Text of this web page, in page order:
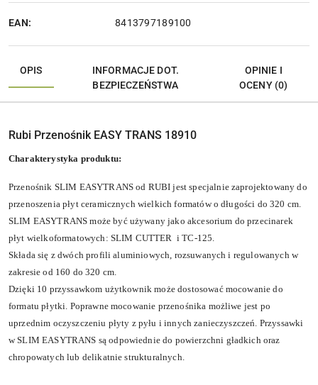
EAN: 8413797189100
OPIS
INFORMACJE DOT.
BEZPIECZEŃSTWA
OPINIE I
OCENY (0)
Rubi Przenośnik EASY TRANS 18910
Charakterystyka produktu:
Przenośnik SLIM EASYTRANS od RUBI jest specjalnie zaprojektowany do
przenoszenia płyt ceramicznych wielkich formatów o długości do 320 cm.
SLIM EASYTRANS może być używany jako akcesorium do przecinarek
płyt wielkoformatowych: SLIM CUTTER i TC-125.
Składa się z dwóch profili aluminiowych, rozsuwanych i regulowanych w
zakresie od 160 do 320 cm.
Dzięki 10 przyssawkom użytkownik może dostosować mocowanie do
formatu płytki. Poprawne mocowanie przenośnika możliwe jest po
uprzednim oczyszczeniu płyty z pyłu i innych zanieczyszczeń. Przyssawki
w SLIM EASYTRANS są odpowiednie do powierzchni gładkich oraz
chropowatych lub delikatnie strukturalnych.